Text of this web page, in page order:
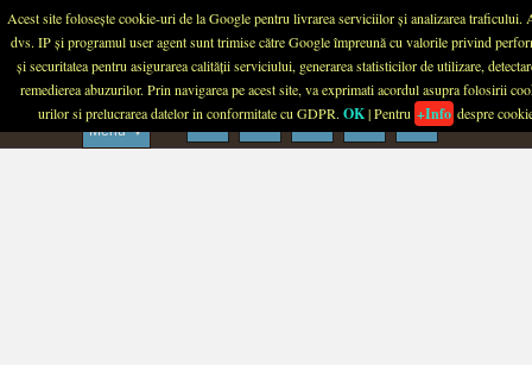
Menu
PLANETA TECH
Menu
Acest site folosește cookie-uri de la Google pentru livrarea serviciilor și analizarea traficului.
dvs. IP și programul user agent sunt trimise către Google împreună cu valorile privind
și securitatea pentru asigurarea calității serviciului, generarea statisticilor de utilizare,
remedierea abuzurilor. Prin navigarea pe acest site, va exprimati acordul asupra folosirii
urilor si prelucrarea datelor in conformitate cu GDPR. OK| Pentru +Info despre